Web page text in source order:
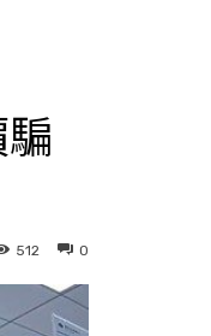
0
512